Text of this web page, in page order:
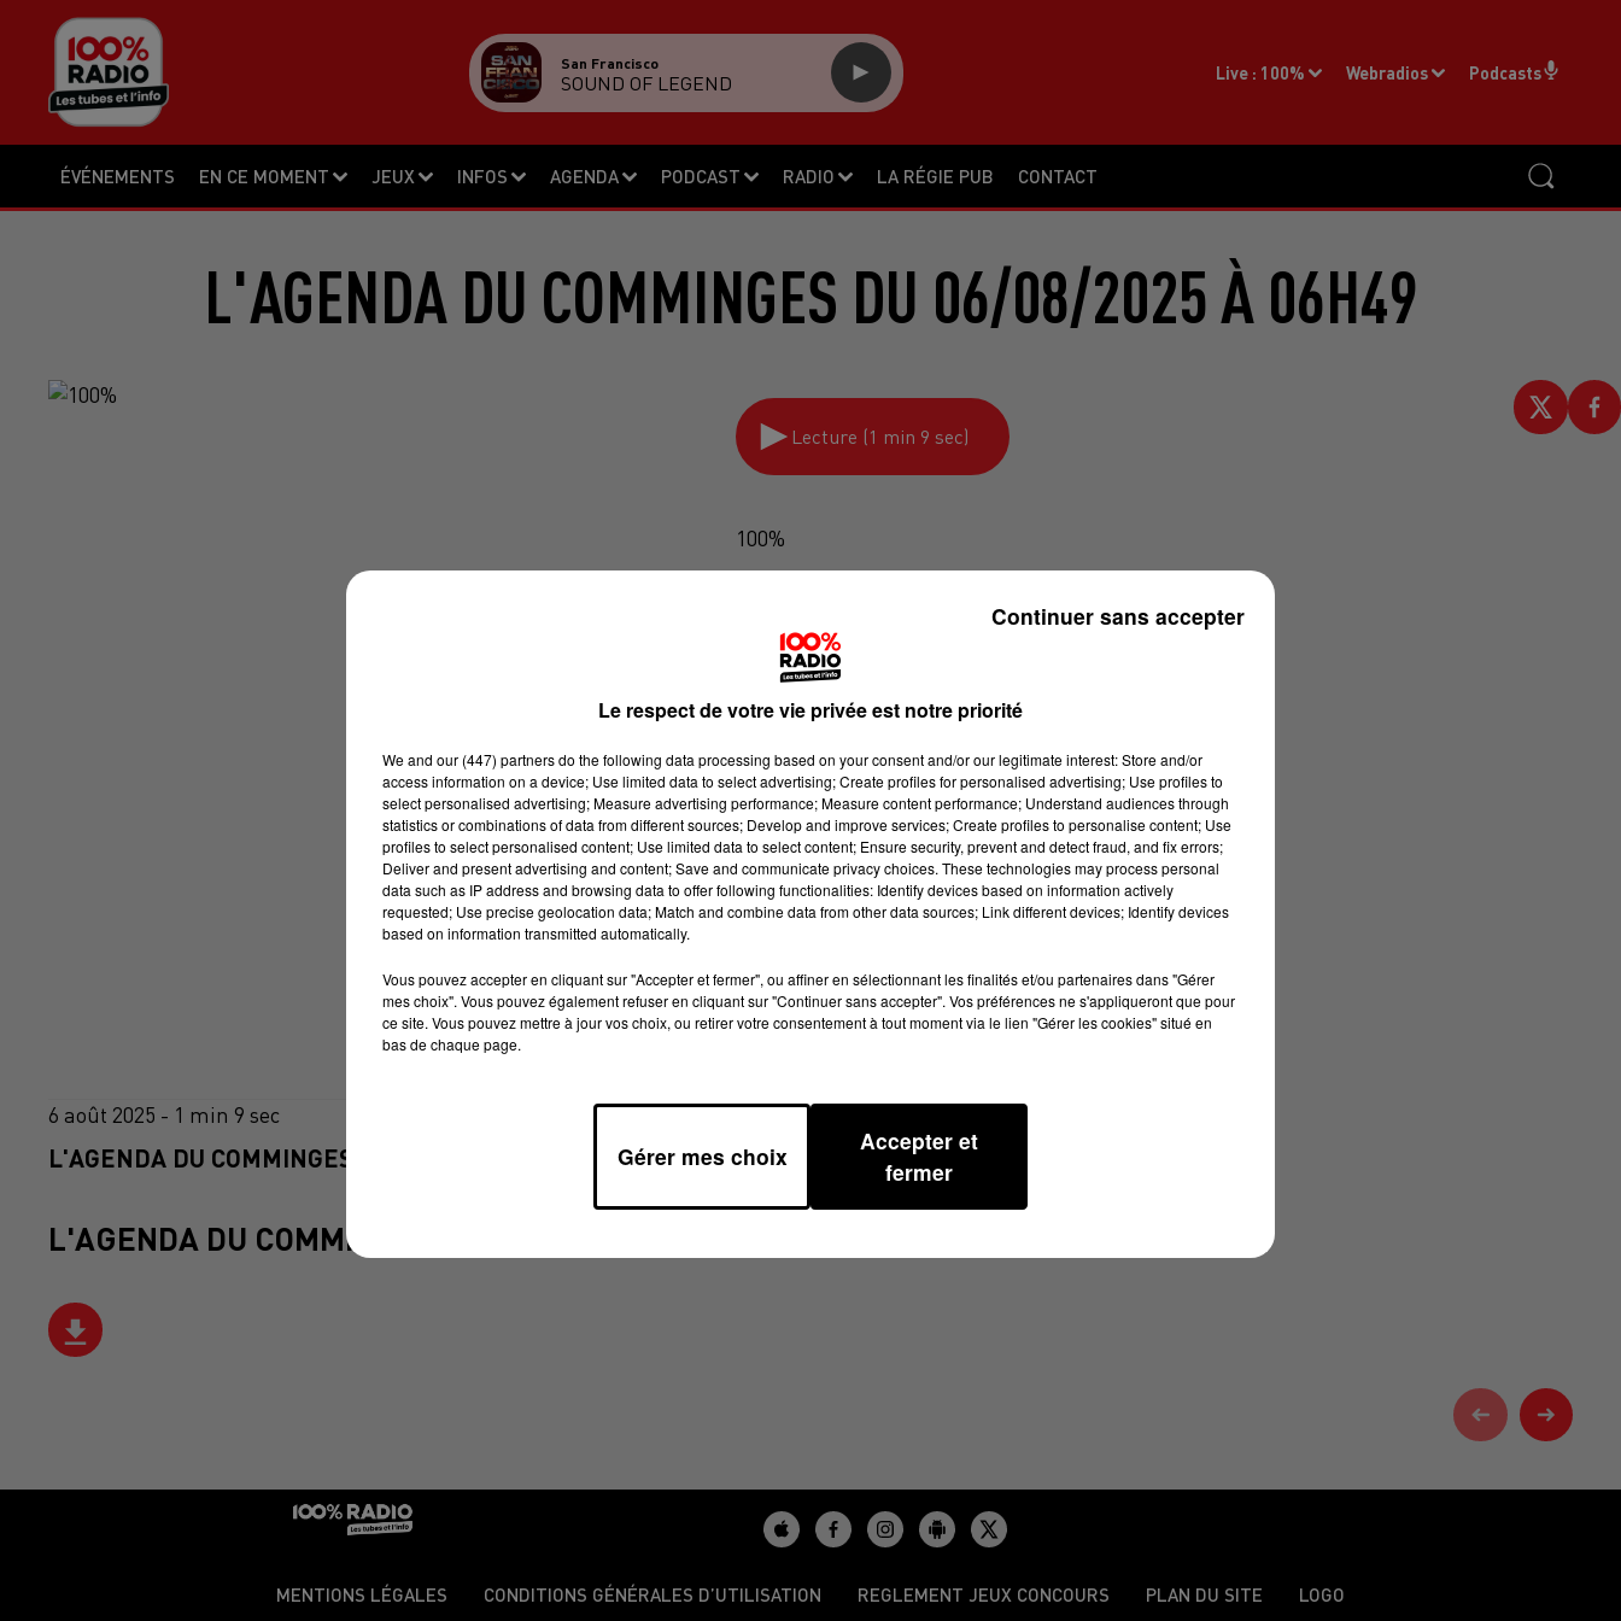
ÉVÉNEMENTS EN CE MOMENT JEUX INFOS AGENDA PODCAST RADIO LA RÉGIE PUB CONTACT
Live : 100% Webradios Podcasts
San Francisco
SOUND OF LEGEND
L'AGENDA DU COMMINGES DU 06/08/2025 À 06H49
Lecture (1 min 9 sec)
100%
6 août 2025 - 1 min 9 sec
L'AGENDA DU COMMINGES DU 06/08/2025 À 06H49
L'AGENDA DU COMMINGES
MENTIONS LÉGALES CONDITIONS GÉNÉRALES D’UTILISATION REGLEMENT JEUX CONCOURS PLAN DU SITE LOGO
Le respect de votre vie privée est notre priorité
We and our (447) partnersdo the following data processing based on your consent and/or our legitimate interest: Store and/or
access information on a device; Use limited data to select advertising; Create profiles for personalised advertising; Use profiles to
select personalised advertising; Measure advertising performance; Measure content performance; Understand audiences through
statistics or combinations of data from different sources; Develop and improve services; Create profiles to personalise content; Use
profiles to select personalised content; Use limited data to select content; Ensure security, prevent and detect fraud, and fix errors;
Deliver and present advertising and content; Save and communicate privacy choices. These technologies may process personal
data such as IP address and browsing data to offer following functionalities: Identify devices based on information actively
requested; Use precise geolocation data; Match and combine data from other data sources; Link different devices; Identify devices
based on information transmitted automatically.
Vous pouvez accepter en cliquant sur "Accepter et fermer", ou affiner en sélectionnant les finalités et/ou partenaires dans "Gérer
mes choix". Vous pouvez également refuser en cliquant sur "Continuer sans accepter". Vos préférences ne s'appliqueront que pour
ce site. Vous pouvez mettre à jour vos choix, ou retirer votre consentement à tout moment via le lien "Gérer les cookies" situé en
bas de chaque page.
Gérer mes choix
Accepter et
fermer
Continuer sans accepter